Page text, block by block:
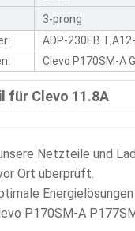
3-prong
ADP-230EB
Clevo P170SM-A
für Clevo 11.8A
Netzteile und
Ort überprüft.
P170SM-A